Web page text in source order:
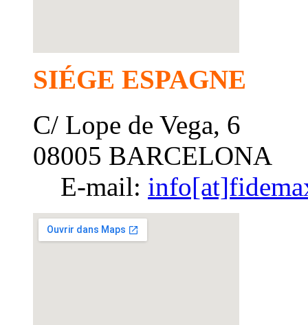
SIÉGE ESPAGNE
C/ Lope de Vega, 6
08005 BARCELONA
E-mail: